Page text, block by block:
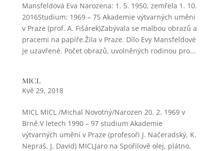
Mansfeldová Eva Narozena: 1. 5. 1950, zemřela 1. 10.
2016Studium: 1969 – 75 Akademie výtvarných uměni
v Praze (prof. A. Fišárek)Zabývala se malbou obrazů a
pracemi na papíře.Žila v Praze. Dílo Evy Mansfeldové
je uzavřené. Počet obrazů, uvolněných rodinou pro...
MICL
Kvě 29, 2018
MICL MICL /Michal Novotný/Narozen 20. 2. 1969 v
Brně.V letech 1990 – 97 studium Akademie
výtvarných umění v Praze (profesoři J. Načeradský, K.
Nepraš, J. David) MICLJaro na Spořilově olej, plátno,